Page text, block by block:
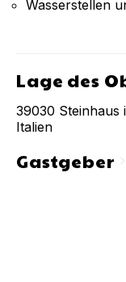
Wasserstellen
Lage des
39030 Steinhaus
Italien
Gastgeberchevron_right